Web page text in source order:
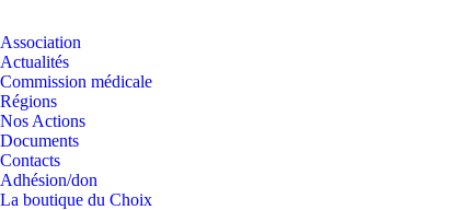
Association
Actualités
Commission médicale
Régions
Nos Actions
Documents
Contacts
Adhésion/don
La boutique du Choix